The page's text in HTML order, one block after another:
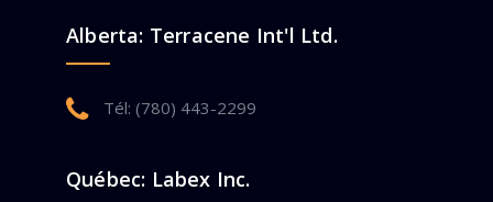
Alberta: Terracene Int'l Ltd.
Tél: (780) 443-2299
Québec: Labex Inc.